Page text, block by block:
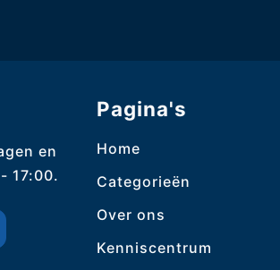
en
17:00.
Pagina's
Home
Categorieën
Over ons
Kenniscentrum